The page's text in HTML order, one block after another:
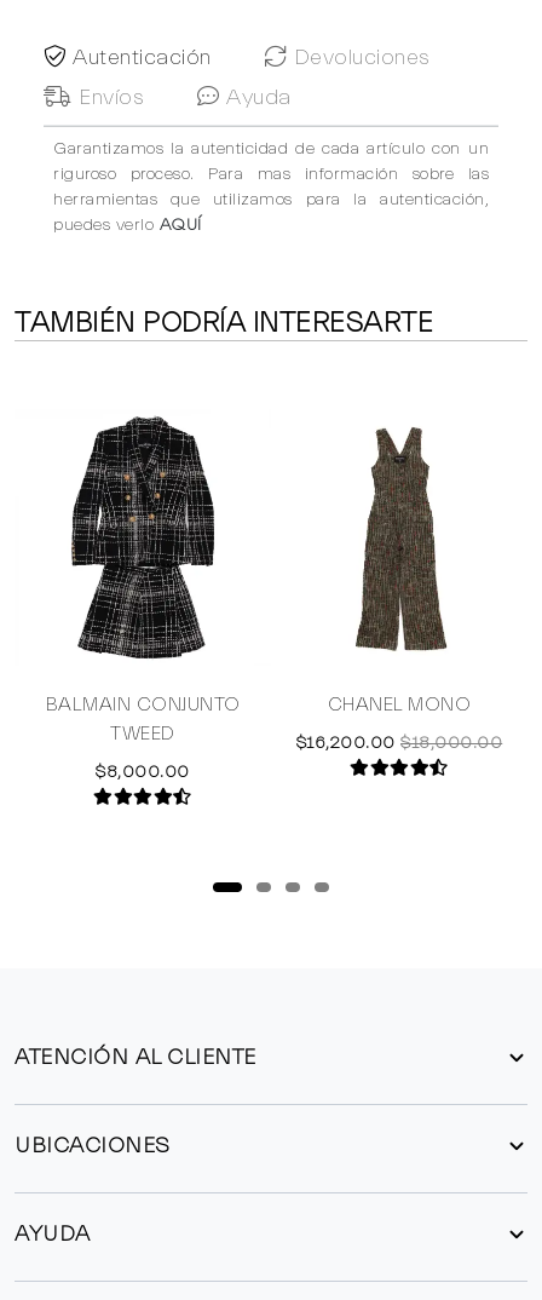
Autenticación
Devoluciones
Envíos
Ayuda
Garantizamos la autenticidad de cada artículo con un
riguroso proceso. Para mas información sobre las
herramientas que utilizamos para la autenticación,
puedes verlo AQUÍ
TAMBIÉN PODRÍA INTERESARTE
BALMAIN CONJUNTO
TWEED
$8,000.00
CHANEL MONO
$16,200.00 $18,000.00
ATENCIÓN AL CLIENTE
UBICACIONES
AYUDA